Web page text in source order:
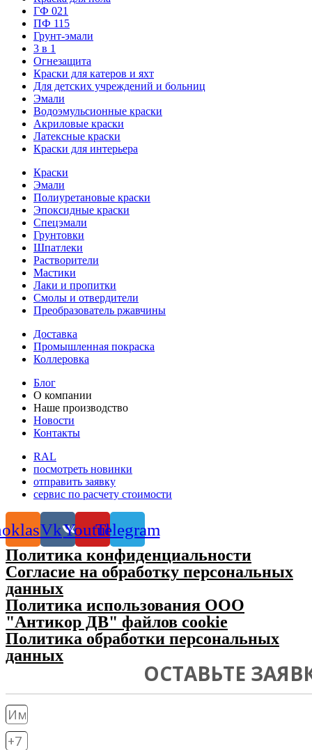
ГФ 021
ПФ 115
Грунт-эмали
3 в 1
Огнезащита
Краски для катеров и яхт
Для детских учреждений и больниц
Эмали
Водоэмульсионные краски
Акриловые краски
Латексные краски
Краски для интерьера
Краски
Эмали
Полиуретановые краски
Эпоксидные краски
Спецэмали
Грунтовки
Шпатлеки
Растворители
Мастики
Лаки и пропитки
Смолы и отвердители
Преобразователь ржавчины
Доставка
Промышленная покраска
Коллеровка
Блог
О компании
Наше производство
Новости
Контакты
RAL
посмотреть новинки
отправить заявку
сервис по расчету стоимости
VkYoutubeTelegram
Политика конфиденциальности
Согласие на обработку персональных
данных
Политика использования ООО
"Антикор ДВ" файлов cookie
Политика обработки персональных
данных
ОСТАВЬТЕ